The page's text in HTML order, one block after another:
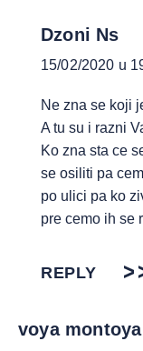
Dzoni Ns
15/02/2020 u
Ne zna se koji
A tu su i razni
Ko zna sta ce
se osiliti pa
po ulici pa ko
pre cemo ih se
REPLY
voya montoya